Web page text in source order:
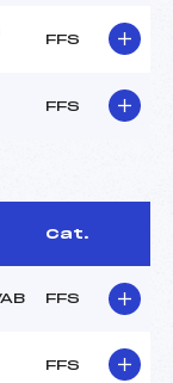
FFS
FFS
Cat.
FFS
FFS